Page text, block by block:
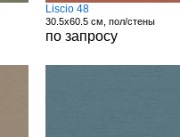
Liscio 48
30.5x60.5 см, пол/стены
по запросу